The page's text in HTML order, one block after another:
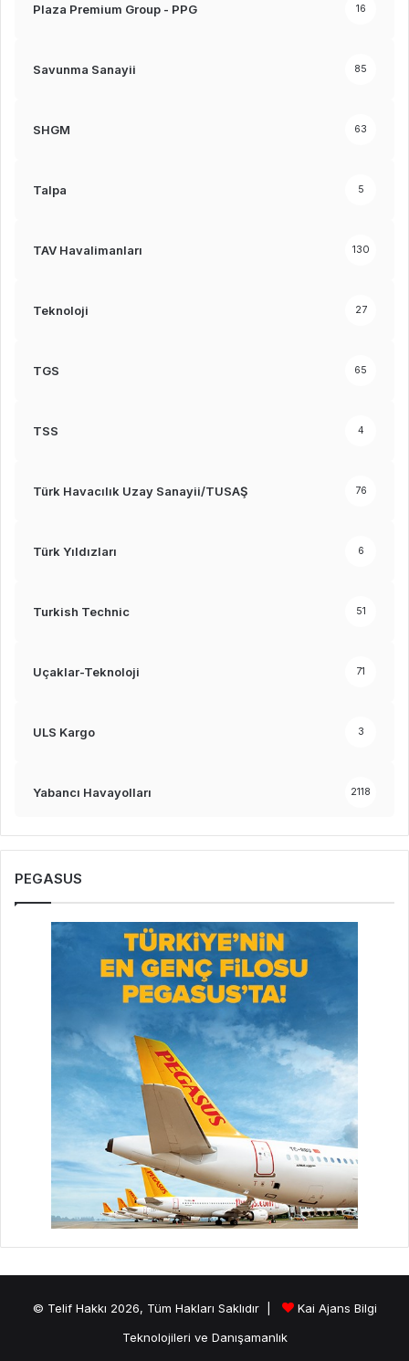
Plaza Premium Group - PPG 16
Savunma Sanayii 85
SHGM 63
Talpa 5
TAV Havalimanları 130
Teknoloji 27
TGS 65
TSS 4
Türk Havacılık Uzay Sanayii/TUSAŞ 76
Türk Yıldızları 6
Turkish Technic 51
Uçaklar-Teknoloji 71
ULS Kargo 3
Yabancı Havayolları 2118
PEGASUS
© Telif Hakkı 2026, Tüm Hakları Saklıdır |
Kai Ajans Bilgi
Teknolojileri ve Danışamanlık